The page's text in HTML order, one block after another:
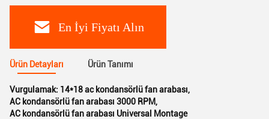
En İyi Fiyatı Alın
Ürün Detayları Ürün Tanımı
Vurgulamak: 14*18 ac kondansörlü fan arabası,
AC kondansörlü fan arabası 3000 RPM,
AC kondansörlü fan arabası Universal Montage